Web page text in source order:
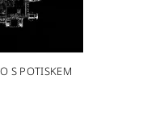
S POTISKEM